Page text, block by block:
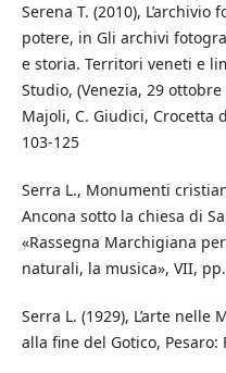
Serena T. (2010),
potere, in Gli archivi
e storia. Territori veneti e
Studio, (Venezia, 29
Majoli, C. Giudici, Crocetta
103-125
Serra L., Monumenti
Ancona sotto la chiesa di
«Rassegna Marchigiana
naturali, la musica», VII,
Serra L. (1929), L’arte
alla fine del Gotico, Pesaro: